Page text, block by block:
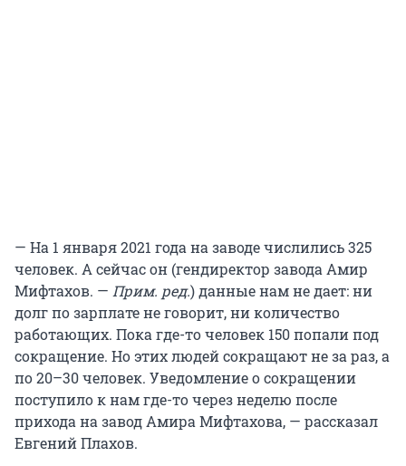
— На 1 января 2021 года на заводе числились 325
человек. А сейчас он (гендиректор завода Амир
Мифтахов. — Прим. ред.) данные нам не дает: ни
долг по зарплате не говорит, ни количество
работающих. Пока где-то человек 150 попали под
сокращение. Но этих людей сокращают не за раз, а
по 20–30 человек. Уведомление о сокращении
поступило к нам где-то через неделю после
прихода на завод Амира Мифтахова, — рассказал
Евгений Плахов.